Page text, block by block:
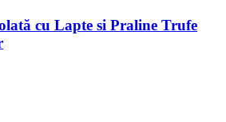
cu Lapte si Praline Trufe